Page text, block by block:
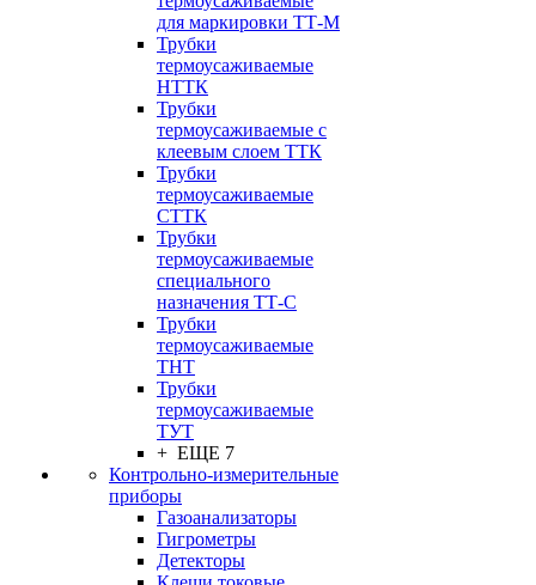
для маркировки ТТ-М
Трубки
термоусаживаемые
НTТК
Трубки
термоусаживаемые с
клеевым слоем TТК
Трубки
термоусаживаемые
СTТК
Трубки
термоусаживаемые
специального
назначения ТТ-С
Трубки
термоусаживаемые
ТНТ
Трубки
термоусаживаемые
ТУТ
+ ЕЩЕ 7
Контрольно-измерительные
приборы
Газоанализаторы
Гигрометры
Детекторы